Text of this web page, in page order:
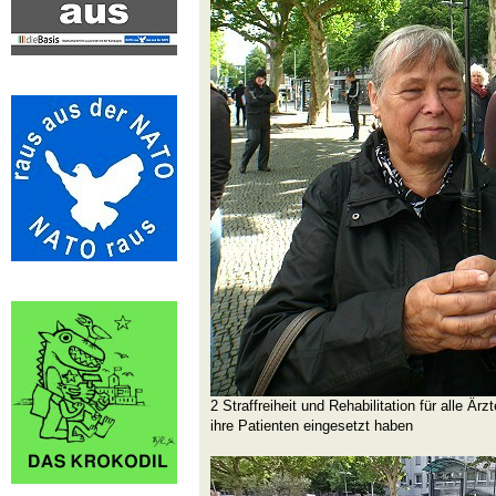
2 Straffreiheit und Rehabilitation für alle
ihre Patienten eingesetzt haben